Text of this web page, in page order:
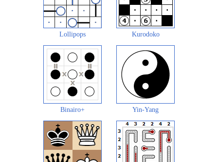
Lollipops Kurodoko
Binairo+ Yin-Yang